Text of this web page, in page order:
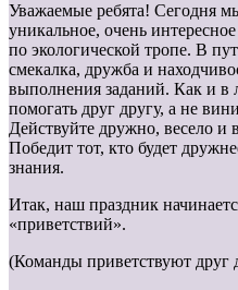
Уважаемые ребята! Сегодня
уникальное, очень
по экологической тропе. В
смекалка, дружба и
выполнения заданий. Как и
помогать друг другу, а не
Действуйте дружно, весело и
Победит тот, кто будет
знания.
Итак, наш праздник
«приветствий».
(Команды приветствуют друг